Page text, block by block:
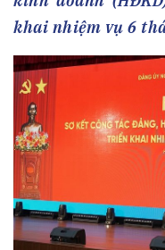
khai nhiệm vụ 6